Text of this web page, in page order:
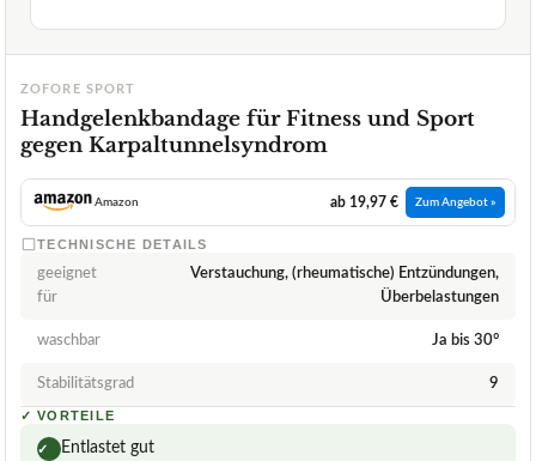
ZOFORE SPORT
Handgelenkbandage für Fitness und Sport
gegen Karpaltunnelsyndrom
Amazon ab 19,97 € Zum Angebot »
TECHNISCHE DETAILS
geeignet
für
Verstauchung, (rheumatische) Entzündungen,
Überbelastungen
waschbar Ja bis 30°
Stabilitätsgrad 9
✓ VORTEILE
✓ Entlastet gut